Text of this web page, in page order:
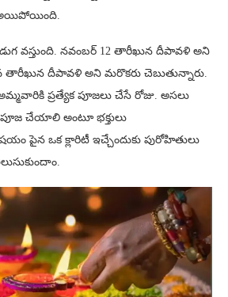
అయిపోయింది.
వస్తుంది. నవంబర్ 12 తారీఖున దీపావళి అని
తారీఖున దీపావళి అని మరొకరు చెబుతున్నారు.
ప్రత్యేక పూజలు చేసే రోజు. అసలు
చేయాలి అంటూ భక్తులు
పైన ఒక క్లారిటీ ఇచ్చేందుకు పురోహితులు